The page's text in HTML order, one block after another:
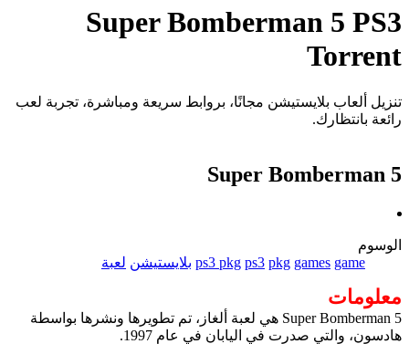
Super Bomberman 5 PS3
Torrent
تنزيل ألعاب بلايستيشن مجانًا، بروابط سريعة ومباشرة، تجربة لعب
رائعة بانتظارك.
Super Bomberman 5
الوسوم
game
games
pkg
ps3
ps3 pkg بلايستيشن لعبة
معلومات
Super Bomberman 5 هي لعبة ألغاز، تم تطويرها ونشرها بواسطة
هادسون، والتي صدرت في اليابان في عام 1997.